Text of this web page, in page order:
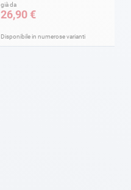
già da
26,90 €
Disponibile in numerose varianti